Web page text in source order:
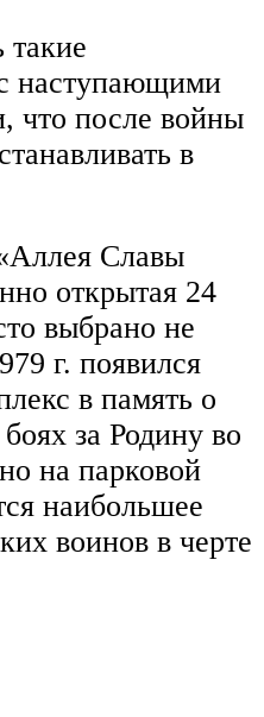
такие
наступающими
что после войны
в
Славы
открытая 24
выбрано не
г. появился
в память о
за Родину во
на парковой
наибольшее
воинов в черте